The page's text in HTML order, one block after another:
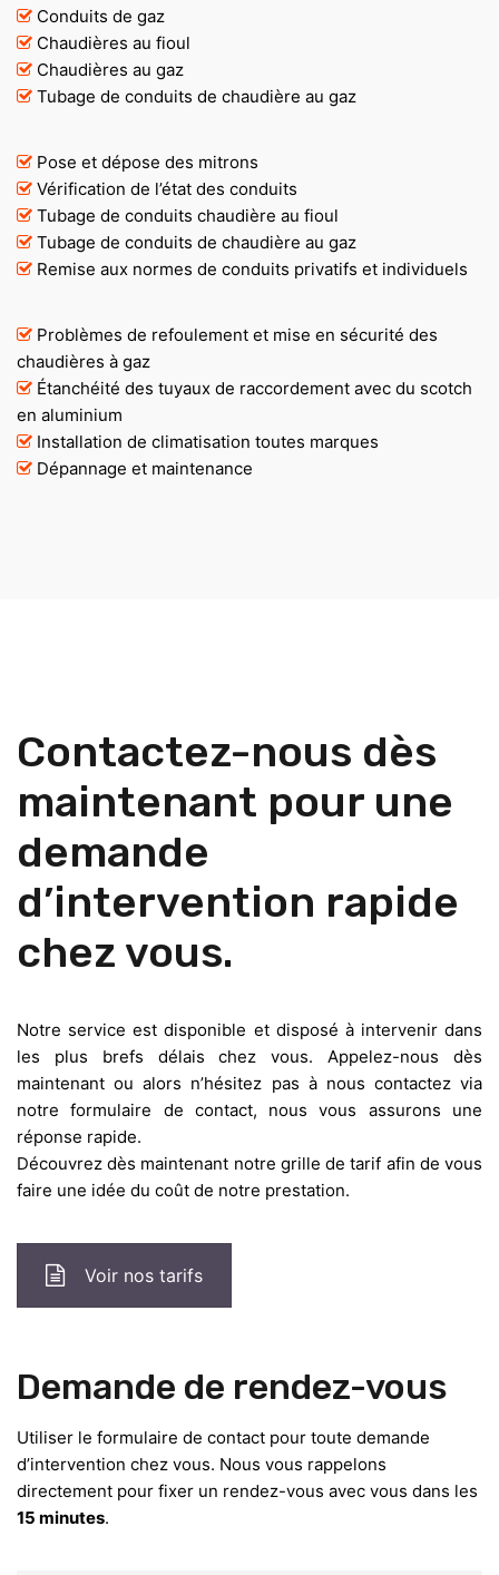
Conduits de gaz
Chaudières au fioul
Chaudières au gaz
Tubage de conduits de chaudière au gaz
Pose et dépose des mitrons
Vérification de l’état des conduits
Tubage de conduits chaudière au fioul
Tubage de conduits de chaudière au gaz
Remise aux normes de conduits privatifs et individuels
Problèmes de refoulement et mise en sécurité des
chaudières à gaz
Étanchéité des tuyaux de raccordement avec du scotch
en aluminium
Installation de climatisation toutes marques
Dépannage et maintenance
Contactez-nous dès
maintenant pour une
demande
d’intervention rapide
chez vous.
Notre service est disponible et disposé à intervenir dans
les plus brefs délais chez vous. Appelez-nous dès
maintenant ou alors n’hésitez pas à nous contactez via
notre formulaire de contact, nous vous assurons une
réponse rapide.
Découvrez dès maintenant notre grille de tarif afin de vous
faire une idée du coût de notre prestation.
Voir nos tarifs
Demande de rendez-vous
Utiliser le formulaire de contact pour toute demande
d’intervention chez vous. Nous vous rappelons
directement pour fixer un rendez-vous avec vous dans les
15 minutes.